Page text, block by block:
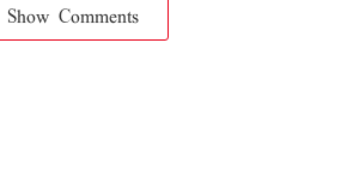
Show Comments